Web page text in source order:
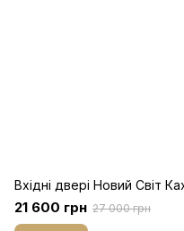
Вхідні двері Новий Світ
21 600 грн 27 000 грн